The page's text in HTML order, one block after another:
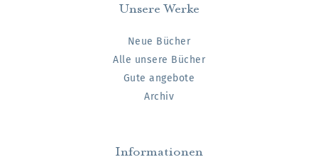
Unsere Werke
Neue Bücher
Alle unsere Bücher
Gute angebote
Archiv
Informationen